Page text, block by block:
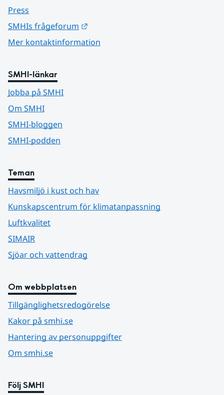
Press
SMHIs frågeforum
Mer kontaktinformation
SMHI-länkar
Jobba på SMHI
Om SMHI
SMHI-bloggen
SMHI-podden
Teman
Havsmiljö i kust och hav
Kunskapscentrum för klimatanpassning
Luftkvalitet
SIMAIR
Sjöar och vattendrag
Om webbplatsen
Tillgänglighetsredogörelse
Kakor på smhi.se
Hantering av personuppgifter
Om smhi.se
Följ SMHI